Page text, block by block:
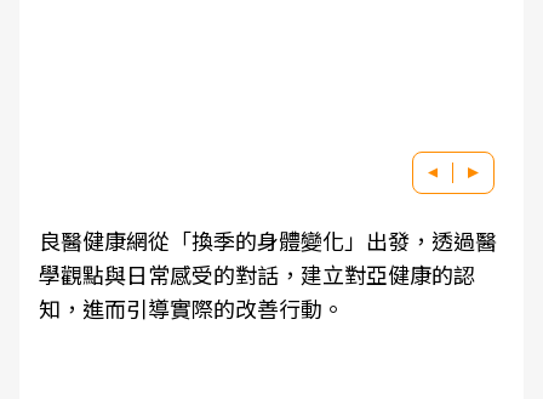
良醫健康網從「換季的身體變化」出發，透過醫
學觀點與日常感受的對話，建立對亞健康的認
知，進而引導實際的改善行動。